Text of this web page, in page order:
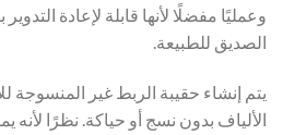
الصديق للطبيعة.
يتم إنشاء حقيبة الربط غير
الألياف بدون نسج أو حياكة. نظرًا لأنه